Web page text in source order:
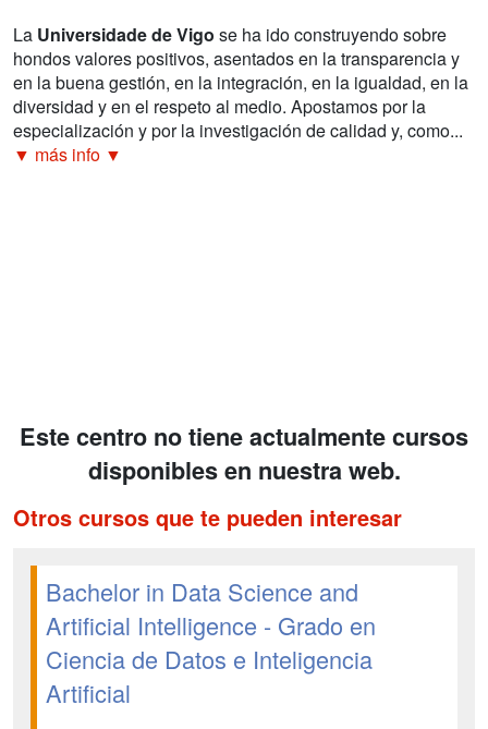
La Universidade de Vigo se ha ido construyendo sobre
hondos valores positivos, asentados en la transparencia y
en la buena gestión, en la integración, en la igualdad, en la
diversidad y en el respeto al medio. Apostamos por la
especialización y por la investigación de calidad y, como...
▼ más info ▼
Este centro no tiene actualmente cursos
disponibles en nuestra web.
Otros cursos que te pueden interesar
Bachelor in Data Science and
Artificial Intelligence - Grado en
Ciencia de Datos e Inteligencia
Artificial